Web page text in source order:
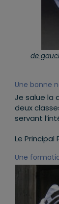
de
Une bonne
Je salue la
deux
servant
Le Principal
Une